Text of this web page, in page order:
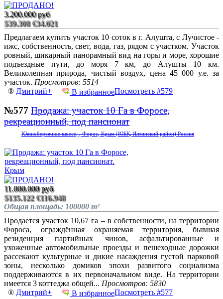
3.200.000 руб
$39.308 €34.021
Предлагаем купить участок 10 соток в г. Алушта, с Лучистое -
ижс, собственность, свет, вода, газ, рядом с участком. Участок
ровный, шикарный панорамный вид на горы и море, хорошие
подъездные пути, до моря 7 км, до Алушты 10 км.
Великолепная природа, чистый воздух, цена 45 000 у.е. за
участок. Просмотров: 5514
® Дмитрий+ В избранноеПосмотреть #579
№577 Продажа: участок 10 Га в Форосе,
рекреационный, под пансионат
Южнобережное шоссе, , Форос, Крым (ЮБК, Ялтинский район) Россия
11.000.000 руб
$135.122 €116.948
Общая площадь: 100000 m²
Продается участок 10,67 га – в собственности, на территории
Фороса, ограждённая охраняемая территория, бывшая
резиденция партийных чинов, асфальтированные и
ухоженные автомобильные проезды и пешеходные дорожки
рассекают культурные и дикие насаждения густой парковой
зоны, несколько домиков эпохи развитого социализма
поддерживаются в их первоначальном виде. На территории
имеется 3 коттеджа общей... Просмотров: 5830
® Дмитрий+ В избранноеПосмотреть #577